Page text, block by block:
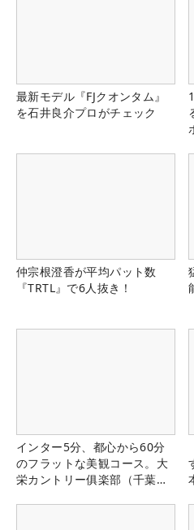
最新モデル『FJクオンタム』
を石井良介プロがチェック
仲宗根澄香が平均パット数
『TRTL』で6人抜き！
インター5分、都心から60分
のフラットな美観コース。大
栄カントリー俱楽部（千葉